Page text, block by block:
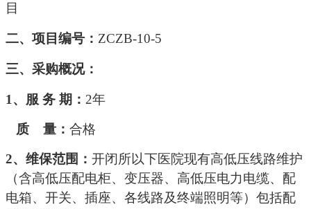
目
二、项目编号 ： ZCZB-10-5
三、 采购概况：
1、服 务 期： 2年
质 量 ： 合格
2、维保范围： 开闭所以下医院现有高低压线路维护
（含高低压配电柜、变压器、高低压电力电缆、配
电箱、开关、插座、各线路及终端照明等）包括配